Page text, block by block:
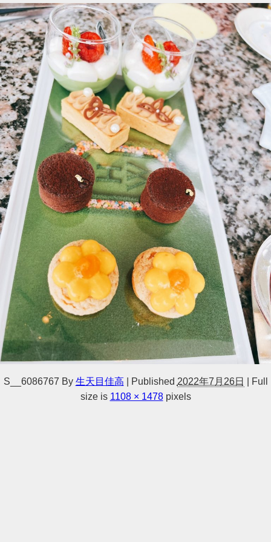
S__6086767 By 生天目佳高 Published 2022年7月26日
Full
size is 1108 × 1478pixels